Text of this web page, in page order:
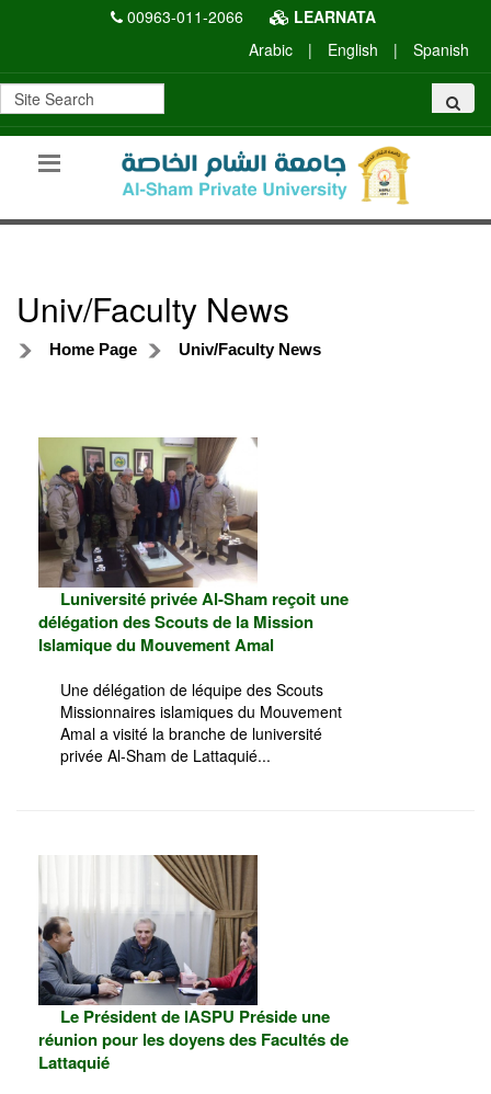
00963-011-2066
LEARNATA
Arabic
| English | Spanish
Univ/Faculty News
Home Page Univ/Faculty News
Luniversité privée Al-Sham reçoit une
délégation des Scouts de la Mission
Islamique du Mouvement Amal
Une délégation de léquipe des Scouts
Missionnaires islamiques du Mouvement
Amal a visité la branche de luniversité
privée Al-Sham de Lattaquié...
Le Président de lASPU Préside une
réunion pour les doyens des Facultés de
Lattaquié